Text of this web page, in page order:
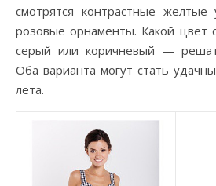
смотрятся контрастные
розовые орнаменты. Какой цвет
серый или коричневый —
Оба варианта могут стать
лета.